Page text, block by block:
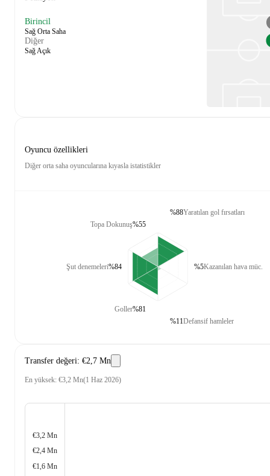
Birincil
Sağ Orta Saha
Diğer
Sağ Açık
Oyuncu özellikleri
Diğer orta saha oyuncularına kıyasla istatistikler
Topa Dokunuş%55
Şut denemeleri%84
Goller%81
Yaratılan gol fırsatları
%88
Kazanılan hava müc.
%5
Defansif hamleler
%11
Transfer değeri: €2,7 Mn
En yüksek: €3,2 Mn(1 Haz 2026)
€3,2 Mn
€2,4 Mn
€1,6 Mn